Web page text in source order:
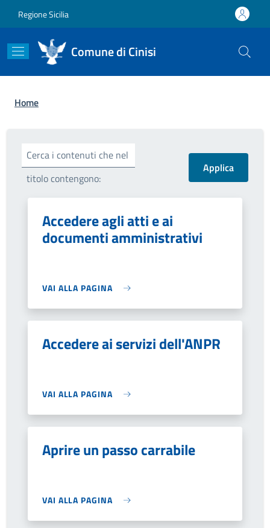
Regione Sicilia
Comune di Cinisi
Briciole di pane
Home
Cerca i contenuti che nel
titolo contengono:
Accedere agli atti e ai
documenti amministrativi
VAI ALLA PAGINA
Accedere ai servizi dell'ANPR
VAI ALLA PAGINA
Aprire un passo carrabile
VAI ALLA PAGINA